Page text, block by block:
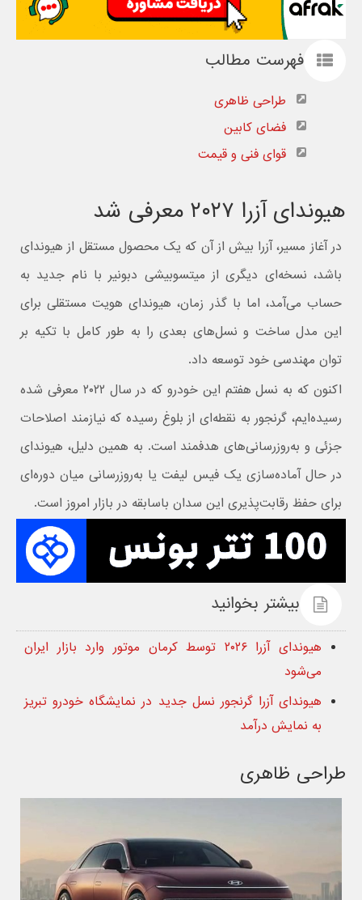
فهرست مطالب
طراحی ظاهری
فضای کابین
قوای فنی و قیمت
هیوندای آزرا ۲۰۲۷ معرفی شد
در آغاز مسیر، آزرا بیش از آن‌ که یک محصول مستقل از هیوندای
باشد، نسخه‌ای دیگری از میتسوبیشی دبونیر با نام جدید به
حساب می‌آمد، اما با گذر زمان، هیوندای هویت مستقلی برای
این مدل ساخت و نسل‌های بعدی را به‌ طور کامل با تکیه بر
توان مهندسی خود توسعه داد.
اکنون که به نسل هفتم این خودرو که در سال ۲۰۲۲ معرفی شده
رسیده‌ایم، گرنجور به نقطه‌ای از بلوغ رسیده که نیازمند اصلاحات
جزئی و به‌روزرسانی‌های هدفمند است. به همین دلیل، هیوندای
در حال آماده‌سازی یک فیس‌ لیفت یا به‌روزرسانی میان‌ دوره‌ای
برای حفظ رقابت‌پذیری این سدان باسابقه در بازار امروز است.
بیشتر بخوانید
هیوندای آزرا ۲۰۲۶ توسط کرمان موتور وارد بازار ایران
می‌شود
هیوندای آزرا گرنجور نسل جدید در نمایشگاه خودرو تبریز
به نمایش درآمد
طراحی ظاهری